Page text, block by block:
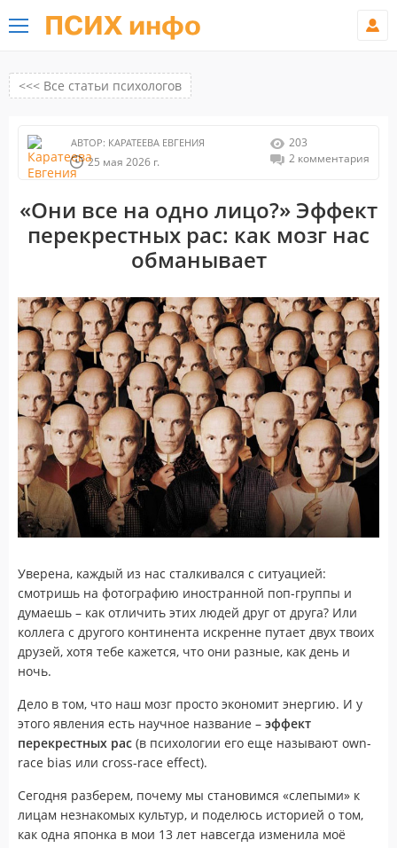
ПСИХ инфо
<<< Все статьи психологов
АВТОР: КАРАТЕЕВА ЕВГЕНИЯ
25 мая 2026 г.
203
2 комментария
«Они все на одно лицо?» Эффект
перекрестных рас: как мозг нас
обманывает
Уверена, каждый из нас сталкивался с ситуацией:
смотришь на фотографию иностранной поп-группы и
думаешь – как отличить этих людей друг от друга? Или
коллега с другого континента искренне путает двух твоих
друзей, хотя тебе кажется, что они разные, как день и
ночь.
Дело в том, что наш мозг просто экономит энергию. И у
этого явления есть научное название – эффект
перекрестных рас (в психологии его еще называют own-
race bias или cross-race effect).
Сегодня разберем, почему мы становимся «слепыми» к
лицам незнакомых культур, и поделюсь историей о том,
как одна японка в мои 13 лет навсегда изменила моё